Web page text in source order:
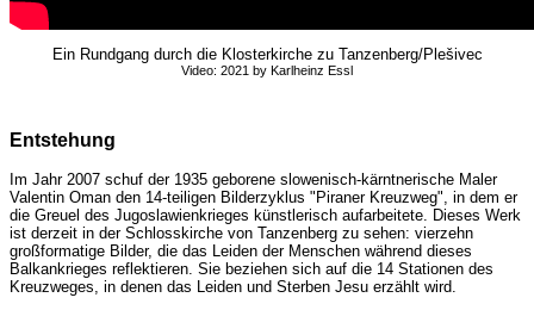
Ein Rundgang durch die Klosterkirche zu Tanzenberg/Plešivec
Video: 2021 by Karlheinz Essl
Entstehung
Im Jahr 2007 schuf der 1935 geborene slowenisch-kärntnerische Maler
Valentin Oman den 14-teiligen Bilderzyklus "Piraner Kreuzweg", in dem er
die Greuel des Jugoslawienkrieges künstlerisch aufarbeitete. Dieses Werk
ist derzeit in der Schlosskirche von Tanzenberg zu sehen: vierzehn
großformatige Bilder, die das Leiden der Menschen während dieses
Balkankrieges reflektieren. Sie beziehen sich auf die 14 Stationen des
Kreuzweges, in denen das Leiden und Sterben Jesu erzählt wird.